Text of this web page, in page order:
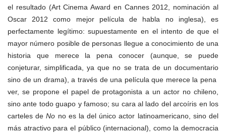
el resultado (Art Cinema Award en Cannes 2012, nominación al
Oscar 2012 como mejor película de habla no inglesa), es
perfectamente legítimo: supuestamente en el intento de que el
mayor número posible de personas llegue a conocimiento de una
historia que merece la pena conocer (aunque, se puede
conjeturar, simplificada, ya que no se trata de un documentario
sino de un drama), a través de una película que merece la pena
ver, se propone el papel de protagonista a un actor no chileno,
sino ante todo guapo y famoso; su cara al lado del arcoíris en los
carteles deNo no es la del único actor latinoamericano, sino del
más atractivo para el público (internacional), como la democracia